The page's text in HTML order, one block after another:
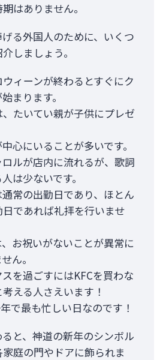
はありません。
る外国人のために、いくつ
しましょう。
ィーンが終わるとすぐにク
まります。
たいてい親が子供にプレゼ
心にいることが多いです。
ルが店内に流れるが、歌詞
は少ないです。
常の出勤日であり、ほとん
であれば礼拝を行いませ
お祝いがないことが異常に
ん。
を過ごすにはKFCを買わな
える人さえいます！
で最も忙しい日なのです！
と、神道の新年のシンボル
庭の門やドアに飾られま